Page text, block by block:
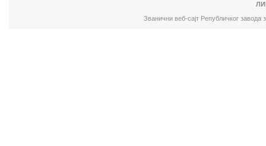
Званични веб-сајт Републичког